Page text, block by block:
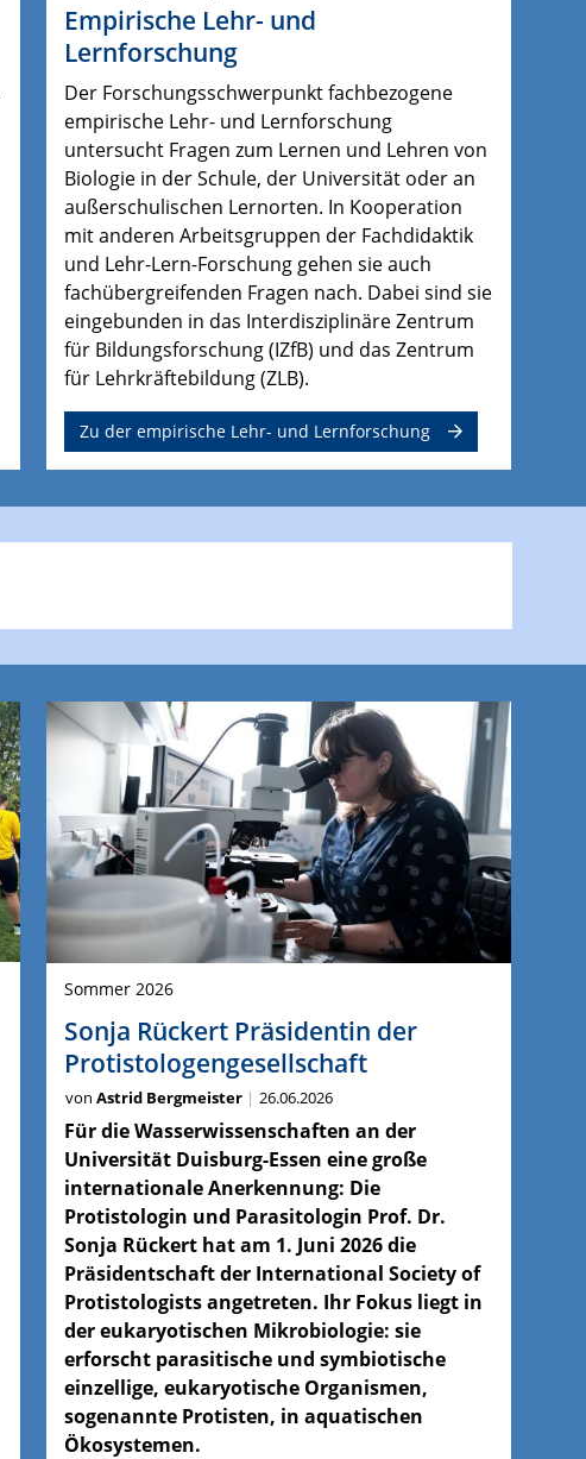
Empirische Lehr- und
Lernforschung
Der Forschungsschwerpunkt fachbezogene
empirische Lehr- und Lernforschung
untersucht Fragen zum Lernen und Lehren von
Biologie in der Schule, der Universität oder an
außerschulischen Lernorten. In Kooperation
mit anderen Arbeitsgruppen der Fachdidaktik
und Lehr-Lern-Forschung gehen sie auch
fachübergreifenden Fragen nach. Dabei sind sie
eingebunden in das Interdisziplinäre Zentrum
für Bildungsforschung (IZfB) und das Zentrum
für Lehrkräftebildung (ZLB).
Zu der empirische Lehr- und Lernforschung
Sommer 2026
Sonja Rückert Präsidentin der
Protistologengesellschaft
von Astrid Bergmeister 26.06.2026
Für die Wasserwissenschaften an der
Universität Duisburg-Essen eine große
internationale Anerkennung: Die
Protistologin und Parasitologin Prof. Dr.
Sonja Rückert hat am 1. Juni 2026 die
Präsidentschaft der International Society of
Protistologists angetreten. Ihr Fokus liegt in
der eukaryotischen Mikrobiologie: sie
erforscht parasitische und symbiotische
einzellige, eukaryotische Organismen,
sogenannte Protisten, in aquatischen
Ökosystemen.